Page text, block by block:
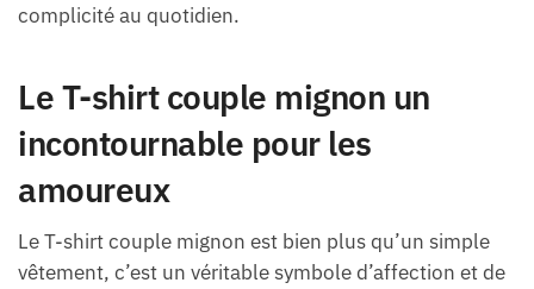
complicité au quotidien.
Le T-shirt couple mignon un
incontournable pour les
amoureux
Le T-shirt couple mignon est bien plus qu’un simple
vêtement, c’est un véritable symbole d’affection et de